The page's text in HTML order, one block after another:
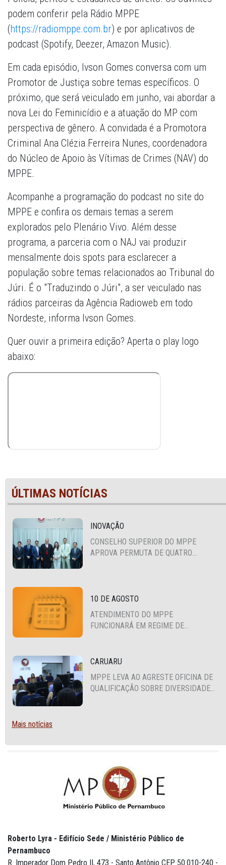
podem conferir pela Rádio MPPE
(https://radiomppe.com.br) e por aplicativos de
podcast (Spotify, Deezer, Amazon Music).
Em cada episódio, Ivson Gomes conversa com um
Promotor de Justiça sobre temas específicos. O
próximo, que será veiculado em junho, vai abordar a
nova Lei do Feminicídio e a atuação do MP com
perspectiva de gênero. A convidada é a Promotora
Criminal Ana Clézia Ferreira Nunes, coordenadora
do Núcleo de Apoio às Vítimas de Crimes (NAV) do
MPPE.
Acompanhe a programação do podcast no site do
MPPE e confira os demais temas a serem
explorados pelo Plenário Vivo. Além desse
programa, a parceria com o NAJ vai produzir
mensalmente dois spots para esclarecer a
população sobre temas relacionados ao Tribunal do
Júri. É o "Traduzindo o Júri", a ser veiculado nas
rádios parceiras da Agência Radioweb em todo
Nordeste, informa Ivson Gomes.
Quer ouvir a primeira edição? Aperta o play logo
abaixo:
ÚLTIMAS NOTÍCIAS
INOVAÇÃO
CONSELHO SUPERIOR DO MPPE
APROVA PERMUTA DE QUATRO
10 DE AGOSTO
ATENDIMENTO DO MPPE
FUNCIONARÁ EM REGIME DE
CARUARU
MPPE LEVA AO AGRESTE OFICINA DE
QUALIFICAÇÃO SOBRE DIVERSIDADE
Mais notícias
Roberto Lyra - Edifício Sede / Ministério Público de
Pernambuco
R. Imperador Dom Pedro II, 473 - Santo Antônio CEP 50.010-240 -